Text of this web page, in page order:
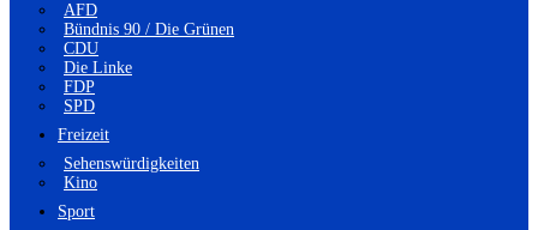
AFD
Bündnis 90 / Die Grünen
CDU
Die Linke
FDP
SPD
Freizeit
Sehenswürdigkeiten
Kino
Sport